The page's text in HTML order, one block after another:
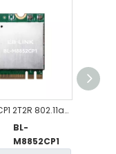
M8852CP1 2T2R 802.11a/b/g/n/ac/ax WiFi 6 + Mô-đun tương thích BT5.3
BL-
M8852CP1